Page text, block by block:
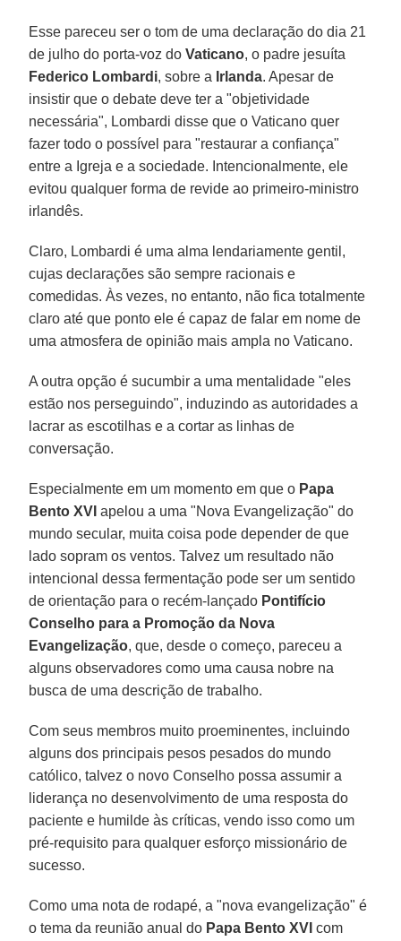
Esse pareceu ser o tom de uma declaração do dia 21
de julho do porta-voz doVaticano, o padre jesuíta
Federico Lombardi, sobre a Irlanda. Apesar de
insistir que o debate deve ter a "objetividade
necessária", Lombardi disse que o Vaticano quer
fazer todo o possível para "restaurar a confiança"
entre a Igreja e a sociedade. Intencionalmente, ele
evitou qualquer forma de revide ao primeiro-ministro
irlandês.
Claro, Lombardi é uma alma lendariamente gentil,
cujas declarações são sempre racionais e
comedidas. Às vezes, no entanto, não fica totalmente
claro até que ponto ele é capaz de falar em nome de
uma atmosfera de opinião mais ampla no Vaticano.
A outra opção é sucumbir a uma mentalidade "eles
estão nos perseguindo", induzindo as autoridades a
lacrar as escotilhas e a cortar as linhas de
conversação.
Especialmente em um momento em que o Papa
Bento XVI apelou a uma "Nova Evangelização" do
mundo secular, muita coisa pode depender de que
lado sopram os ventos. Talvez um resultado não
intencional dessa fermentação pode ser um sentido
de orientação para o recém-lançado Pontifício
Conselho para a Promoção da Nova
Evangelização, que, desde o começo, pareceu a
alguns observadores como uma causa nobre na
busca de uma descrição de trabalho.
Com seus membros muito proeminentes, incluindo
alguns dos principais pesos pesados do mundo
católico, talvez o novo Conselho possa assumir a
liderança no desenvolvimento de uma resposta do
paciente e humilde às críticas, vendo isso como um
pré-requisito para qualquer esforço missionário de
sucesso.
Como uma nota de rodapé, a "nova evangelização" é
o tema da reunião anual do Papa Bento XVI com